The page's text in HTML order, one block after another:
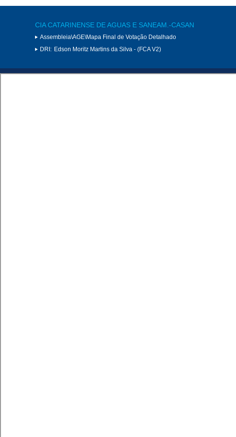
CIA CATARINENSE DE AGUAS E SANEAM.-CASAN
Assembleia\AGE\Mapa Final de Votação Detalhado
DRI: Edson Moritz Martins da Silva - (FCA V2)